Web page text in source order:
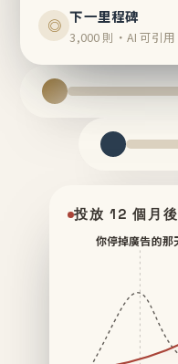
◎ 下一里程碑
3,000 則・AI 可引用
投放 12 個月後
你停掉廣告的那